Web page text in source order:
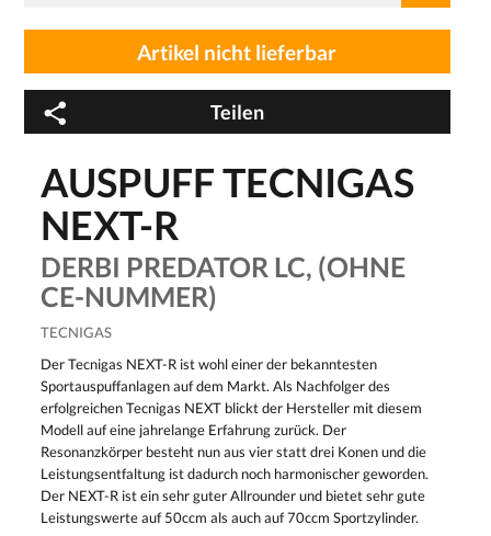
Artikel nicht lieferbar
Teilen
AUSPUFF TECNIGAS
NEXT-R
DERBI PREDATOR LC, (OHNE
CE-NUMMER)
TECNIGAS
Der Tecnigas NEXT-R ist wohl einer der bekanntesten
Sportauspuffanlagen auf dem Markt. Als Nachfolger des
erfolgreichen Tecnigas NEXT blickt der Hersteller mit diesem
Modell auf eine jahrelange Erfahrung zurück. Der
Resonanzkörper besteht nun aus vier statt drei Konen und die
Leistungsentfaltung ist dadurch noch harmonischer geworden.
Der NEXT-R ist ein sehr guter Allrounder und bietet sehr gute
Leistungswerte auf 50ccm als auch auf 70ccm Sportzylinder.